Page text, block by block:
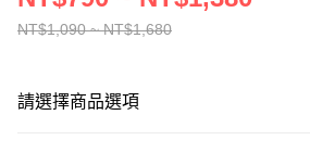
NT$1,090 ~ NT$1,680
請選擇商品選項